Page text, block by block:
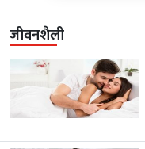
जीवनशैली